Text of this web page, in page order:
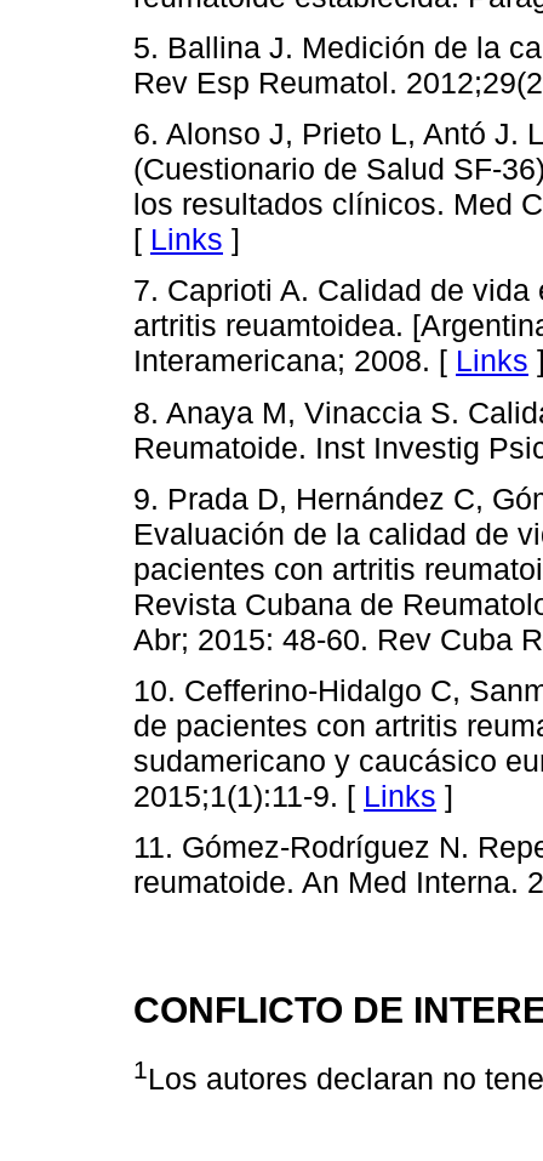
5. Ballina J. Medición de la
Rev Esp Reumatol.
6. Alonso J, Prieto L, Antó J.
(Cuestionario de Salud SF-
los resultados clínicos. Med
[ Links ]
7. Caprioti A. Calidad de
artritis reuamtoidea.
Interamericana; 2008. [ Links
8. Anaya M, Vinaccia S.
Reumatoide. Inst Investig
9. Prada D, Hernández C,
Evaluación de la calidad de
pacientes con artritis
Revista Cubana de
Abr; 2015: 48-60. Rev Cuba
10. Cefferino-Hidalgo C,
de pacientes con artritis
sudamericano y caucásico
2015;1(1):11-9. [ Links ]
11. Gómez-Rodríguez N.
reumatoide. An Med Interna.
CONFLICTO DE
1Los autores declaran no